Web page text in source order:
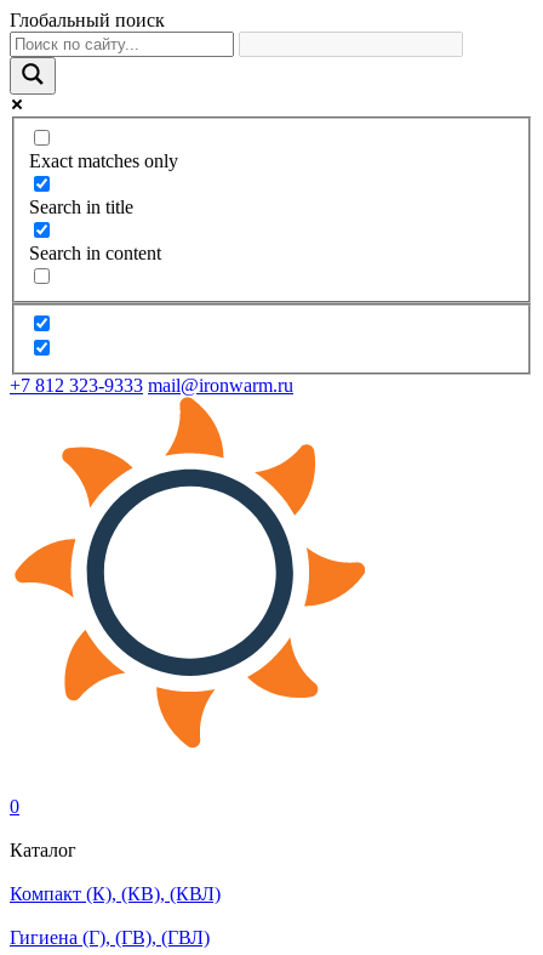
Глобальный поиск
Exact matches only
Search in title
Search in content
+7 812 323-9333 mail@ironwarm.ru
0
Каталог
Компакт (К), (КВ), (КВЛ)
Гигиена (Г), (ГВ), (ГВЛ)